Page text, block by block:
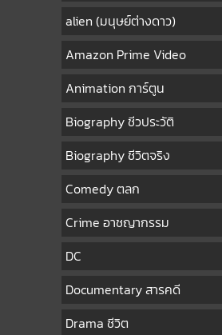
alien (มนุษย์ต่างดาว)
Amazon Prime Video
Animation การ์ตูน
Biography ชีวประวัติ
Biography ชีวิตจริง
Comedy ตลก
Crime อาชญากรรม
DC
Documentary สารคดี
Drama ชีวิต